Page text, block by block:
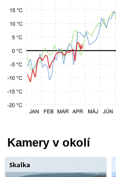
Kamery v okolí
Skalka